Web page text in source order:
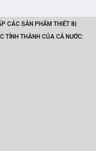
CÁC SẢN PHẨM THIẾT BỊ
TỈNH THÀNH CỦA CẢ NƯỚC: